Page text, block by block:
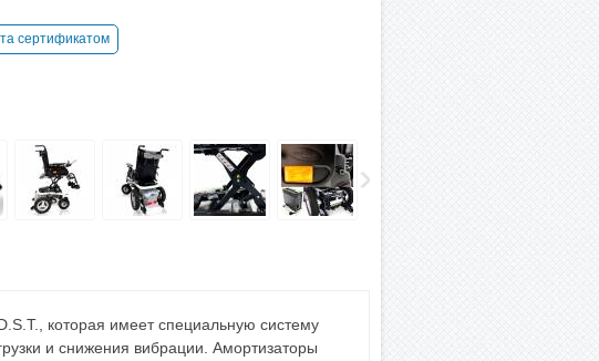
сертификатом
которая имеет специальную систему
и снижения вибрации. Амортизаторы